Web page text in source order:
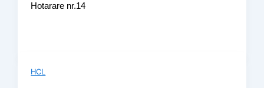
Hotarare nr.14
HCL